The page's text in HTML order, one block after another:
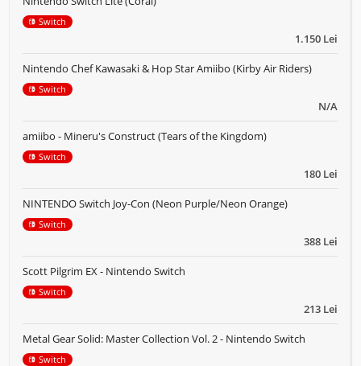
1.150 Lei
Switch
N/A
Nintendo Chef Kawasaki & Hop Star Amiibo (Kirby Air Riders)
Switch
180 Lei
amiibo - Mineru's Construct (Tears of the Kingdom)
Switch
388 Lei
NINTENDO Switch Joy-Con (Neon Purple/Neon Orange)
Switch
213 Lei
Scott Pilgrim EX - Nintendo Switch
Switch
Metal Gear Solid: Master Collection Vol. 2 - Nintendo Switch
Switch